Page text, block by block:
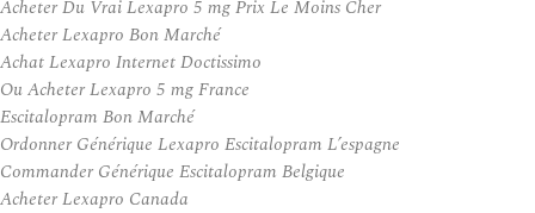
Acheter Du Vrai Lexapro 5 mg Prix Le Moins Cher
Acheter Lexapro Bon Marché
Achat Lexapro Internet Doctissimo
Ou Acheter Lexapro 5 mg France
Escitalopram Bon Marché
Ordonner Générique Lexapro Escitalopram L’espagne
Commander Générique Escitalopram Belgique
Acheter Lexapro Canada